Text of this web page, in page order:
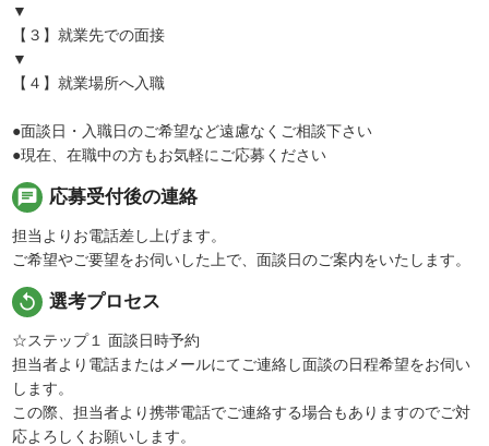
▼
【３】就業先での面接
▼
【４】就業場所へ入職
●面談日・入職日のご希望など遠慮なくご相談下さい
●現在、在職中の方もお気軽にご応募ください
chat 応募受付後の連絡
担当よりお電話差し上げます。
ご希望やご要望をお伺いした上で、面談日のご案内をいたします。
replay 選考プロセス
☆ステップ１ 面談日時予約
担当者より電話またはメールにてご連絡し面談の日程希望をお伺い
します。
この際、担当者より携帯電話でご連絡する場合もありますのでご対
応よろしくお願いします。